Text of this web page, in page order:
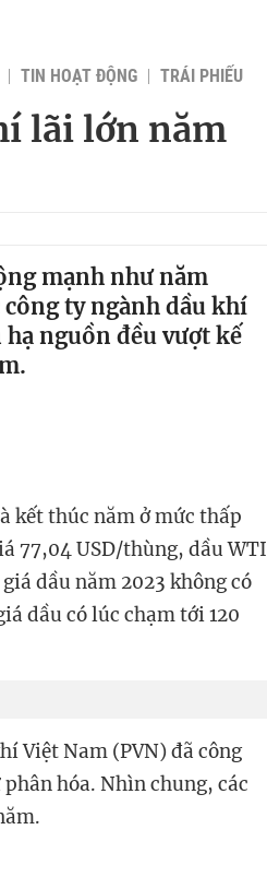
TIN HOẠT ĐỘNG TRÁI PHIẾU
lãi lớn năm
mạnh như năm
ty ngành dầu khí
nguồn đều vượt kế
kết thúc năm ở mức thấp
77,04 USD/thùng, dầu WTI
dầu năm 2023 không có
dầu có lúc chạm tới 120
Việt Nam (PVN) đã công
hóa. Nhìn chung, các